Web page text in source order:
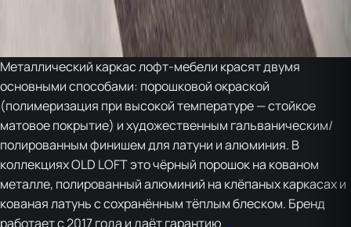
Металлический каркас лофт-мебели красят двумя
основными способами: порошковой окраской
(полимеризация при высокой температуре — стойкое
матовое покрытие) и художественным гальваническим/
полированным финишем для латуни и алюминия. В
коллекциях OLD LOFT это чёрный порошок на кованом
металле, полированный алюминий на клёпаных каркасах и
кованая латунь с сохранённым тёплым блеском. Бренд
работает с 2017 года и даёт гарантию …